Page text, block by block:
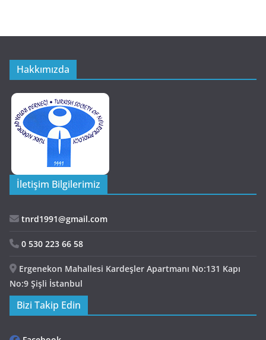
Hakkımızda
İletişim Bilgilerimiz
tnrd1991@gmail.com
0 530 223 66 58
Ergenekon Mahallesi Kardeşler Apartmanı No:131 Kapı
No:9 Şişli İstanbul
Bizi Takip Edin